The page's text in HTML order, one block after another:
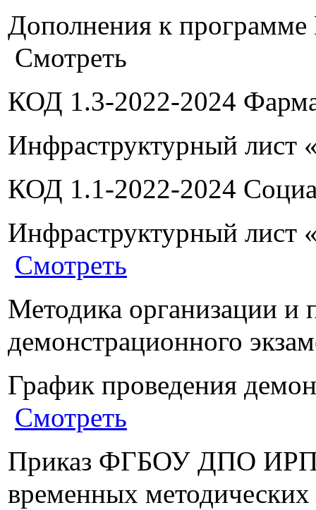
Дополнения к
Смотреть
КОД 1.3-2022-2024
Инфраструктурный
КОД 1.1-2022-2024
Инфраструктурный лист
Смотреть
Методика организации и
демонстрационного
График проведения
Смотреть
Приказ ФГБОУ ДПО
временных